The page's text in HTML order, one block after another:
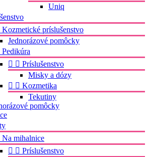
Uniq
Kozmetické príslušenstvo
Jednorázové pomôcky
Pedikúra
  Príslušenstvo
Misky a dózy
  Kozmetika
Tekutiny
pomôcky
Na mihalnice
  Príslušenstvo